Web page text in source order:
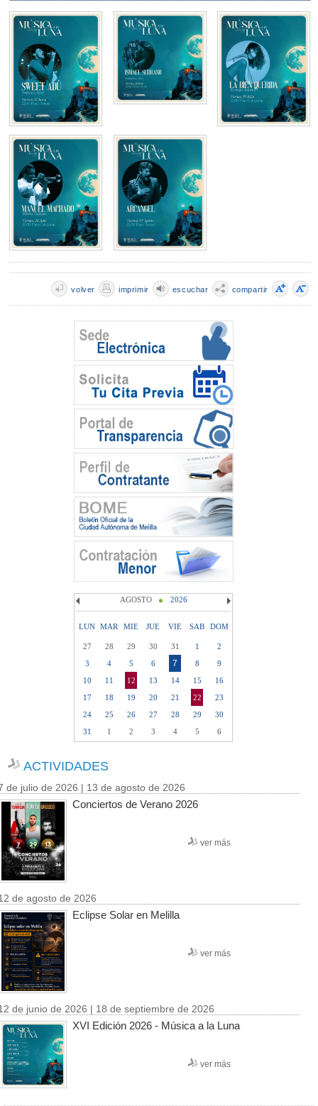
compartir
escuchar
imprimir
volver
AGOSTO 2026
LUN MAR MIE JUE VIE SAB DOM
27 28 29 30 31 1
2
3
4 5 6 7 8
9
10
11 12 13 14 15
16
17
18 19 20 21 22
23
24
25 26 27 28 29
30
31
1 2 3 4 5 6
ACTIVIDADES
de julio de 2026 | 13 de agosto de 2026
Conciertos de Verano 2026
ver más
de agosto de 2026
Eclipse Solar en Melilla
ver más
de junio de 2026 | 18 de septiembre de 2026
XVI Edición 2026 - Música a la Luna
ver más